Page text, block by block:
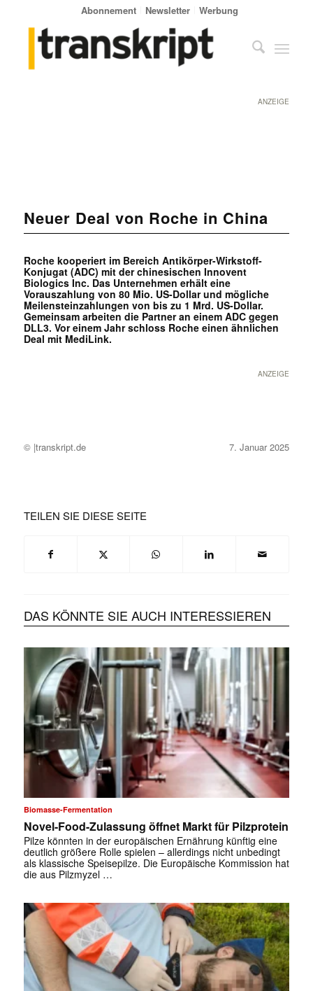
Abonnement Newsletter Werbung
ANZEIGE
Neuer Deal von Roche in China
Roche kooperiert im Bereich Antikörper-Wirkstoff-
Konjugat (ADC) mit der chinesischen Innovent
Biologics Inc. Das Unternehmen erhält eine
Vorauszahlung von 80 Mio. US-Dollar und mögliche
Meilensteinzahlungen von bis zu 1 Mrd. US-Dollar.
Gemeinsam arbeiten die Partner an einem ADC gegen
DLL3. Vor einem Jahr schloss Roche einen ähnlichen
Deal mit MediLink.
ANZEIGE
© |transkript.de 7. Januar 2025
TEILEN SIE DIESE SEITE
DAS KÖNNTE SIE AUCH INTERESSIEREN
Biomasse-Fermentation
Novel-Food-Zulassung öffnet Markt für Pilzprotein
Pilze könnten in der europäischen Ernährung künftig eine
deutlich größere Rolle spielen – allerdings nicht unbedingt
als klassische Speisepilze. Die Europäische Kommission hat
die aus Pilzmyzel …